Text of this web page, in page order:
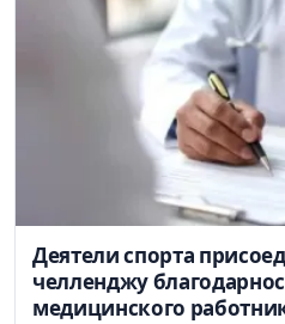
Деятели спорта
челленджу
медицинского